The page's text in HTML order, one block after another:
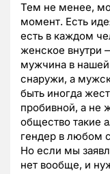
Тем не менее,
момент. Есть
есть в каждом
женское внутри
мужчина в
снаружи, а
быть иногда
пробивной, а не
общество такие
гендер в любом
Но если мы
нет вообще, и